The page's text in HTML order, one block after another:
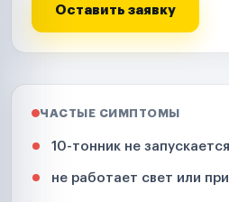
Оставить заявку
ЧАСТЫЕ СИМПТОМЫ
10-тонник не запускается
не работает свет или